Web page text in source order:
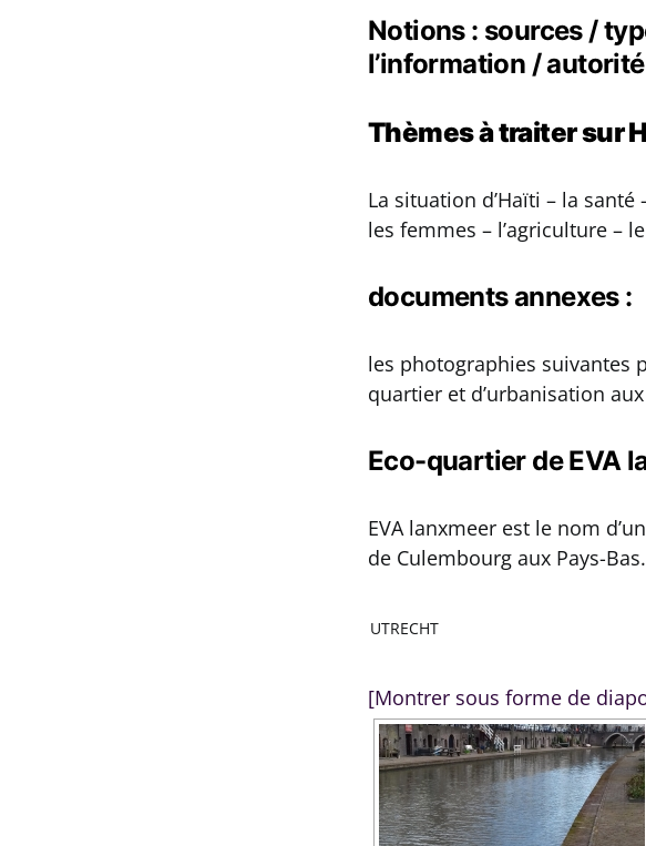
Notions : sources /
l’information / autorité
Thèmes à traiter sur
La situation d’Haïti – la
les femmes – l’agriculture –
documents annexes :
les photographies suivantes
quartier et d’urbanisation
Eco-quartier de EVA
EVA lanxmeer est le nom
de Culembourg aux Pays-Bas.
UTRECHT
[Montrer sous forme de